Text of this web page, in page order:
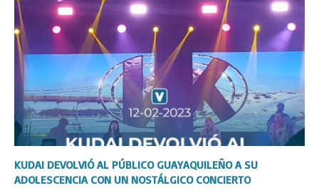
KUDAI DEVOLVIÓ AL PÚBLICO GUAYAQUILEÑO A SU
ADOLESCENCIA CON UN NOSTÁLGICO CONCIERTO